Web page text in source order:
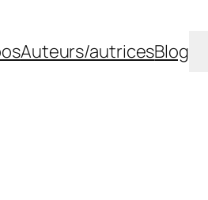
Auteurs/autricesBlog